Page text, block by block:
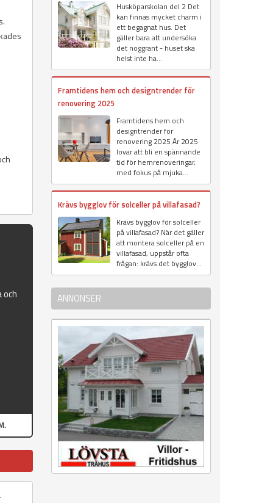
Husköparskolan del 2 Det
kan finnas mycket charm i
ett begagnat hus. Det
gäller bara att undersöka
det noggrant - huset ska
helst inte ha...
Framtidens hem och designtrender för
renovering 2025
Framtidens hem och
designtrender för
renovering 2025 År 2025
lovar att bli en spännande
tid för hemrenoveringar,
med fokus på mjuka...
Krävs bygglov för solceller på villafasad?
Krävs bygglov för solceller
på villafasad? När det gäller
att montera solceller på en
villafasad, uppstår ofta
frågan: krävs det bygglov...
ANNONSER